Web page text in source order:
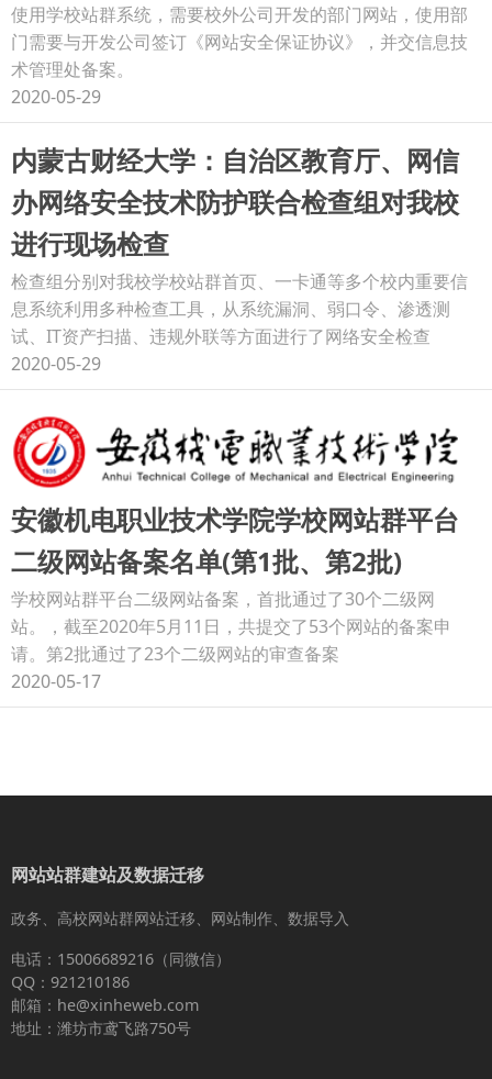
使用学校站群系统，需要校外公司开发的部门网站，使用部
门需要与开发公司签订《网站安全保证协议》，并交信息技
术管理处备案。
2020-05-29
内蒙古财经大学：自治区教育厅、网信
办网络安全技术防护联合检查组对我校
进行现场检查
检查组分别对我校学校站群首页、一卡通等多个校内重要信
息系统利用多种检查工具，从系统漏洞、弱口令、渗透测
试、IT资产扫描、违规外联等方面进行了网络安全检查
2020-05-29
安徽机电职业技术学院学校网站群平台
二级网站备案名单(第1批、第2批)
学校网站群平台二级网站备案，首批通过了30个二级网
站。，截至2020年5月11日，共提交了53个网站的备案申
请。第2批通过了23个二级网站的审查备案
2020-05-17
网站站群建站及数据迁移
政务、高校网站群网站迁移、网站制作、数据导入
电话：15006689216（同微信）
QQ：921210186
邮箱：he@xinheweb.com
地址：潍坊市鸢飞路750号